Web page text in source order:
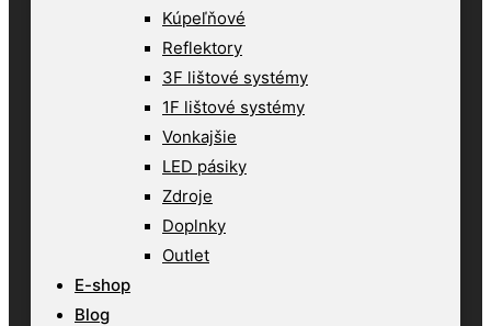
Kúpeľňové
Reflektory
3F lištové systémy
1F lištové systémy
Vonkajšie
LED pásiky
Zdroje
Doplnky
Outlet
E-shop
Blog